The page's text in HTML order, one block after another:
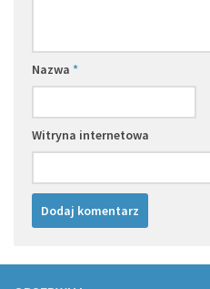
Nazwa *
Witryna internetowa